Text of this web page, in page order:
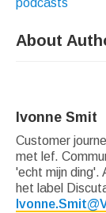
podcasts
About
Ivonne Smit
Customer
met lef.
'echt mijn ding'.
het label